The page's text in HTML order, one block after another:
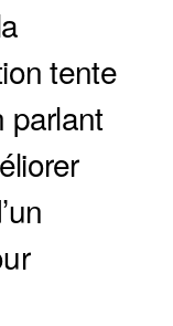
tente
parlant